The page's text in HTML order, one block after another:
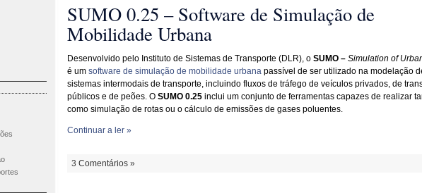
SUMO 0.25 – Software de Simulação de
Mobilidade Urbana
Desenvolvido pelo Instituto de Sistemas de Transporte (DLR), o SUMO – Simulation of
é um software de simulação de mobilidade urbana passível de ser utilizado na modelação
sistemas intermodais de transporte, incluindo fluxos de tráfego de veículos privados, de
públicos e de peões. O SUMO 0.25inclui um conjunto de ferramentas capazes de realizar
como simulação de rotas ou o cálculo de emissões de gases poluentes.
Continuar a ler »
3 Comentários »